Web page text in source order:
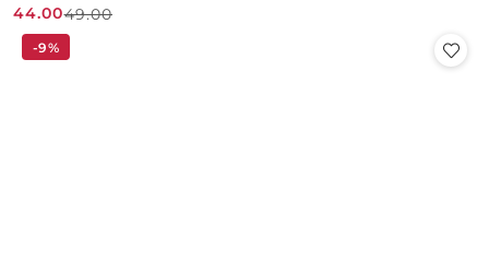
Cena
promocyjna:
44.00
Cena
przed
49.00
-9%